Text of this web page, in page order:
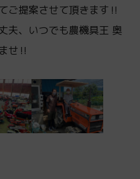
ご提案させて頂きます‼
夫、いつでも農機具王 奥
せ‼